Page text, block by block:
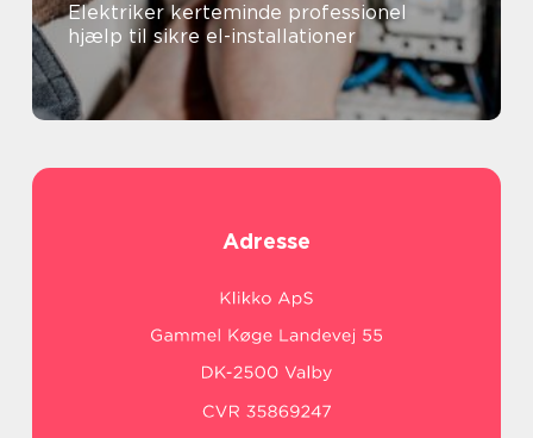
Elektriker kerteminde professionel
hjælp til sikre el-installationer
Adresse